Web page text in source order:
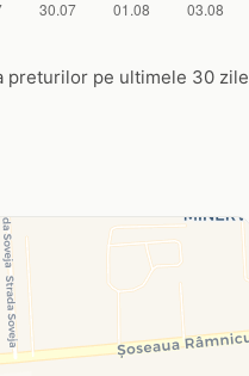
preturilor pe ultimele 30 zile